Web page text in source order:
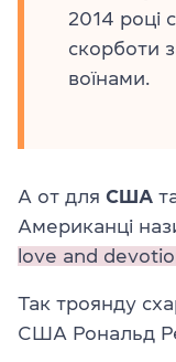
2014 році
скорботи
воїнами.
А от для США
Американці
love and
Так троянду
США Рональд